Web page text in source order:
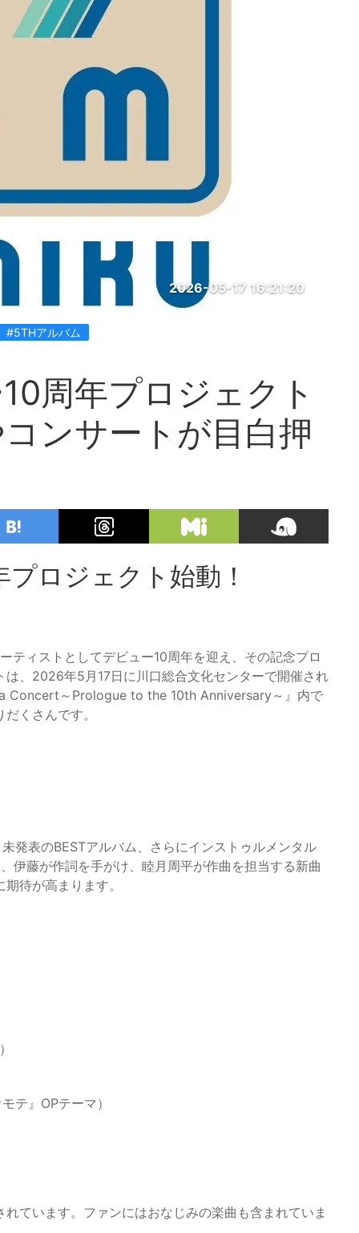
2026-05-17 16:21:20
#5THアルバム
周年プロジェクト
ンサートが目白押
ロジェクト始動！
ィストとしてデビュー10周年を迎え、その記念プロ
、2026年5月17日に川口総合文化センターで開催され
Concert～Prologue to the 10th Anniversary～』内で
くさんです。
発表のBESTアルバム、さらにインストゥルメンタル
伊藤が作詞を手がけ、睦月周平が作曲を担当する新曲
待が高まります。
テ』OPテーマ）
ています。ファンにはおなじみの楽曲も含まれていま